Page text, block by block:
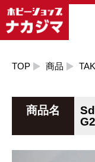
TOP 商品
商品名
G2